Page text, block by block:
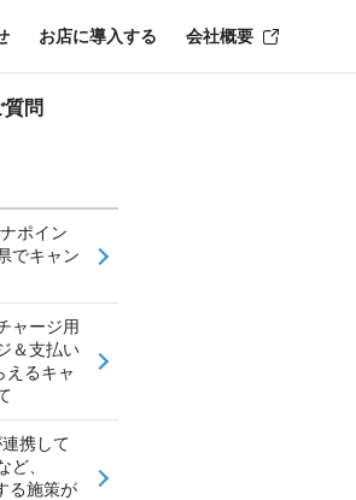
問
お店に導入する 会社概要
ポイン
でキャン
ャージ用
＆支払い
えるキャ
携して
ど、
る施策が